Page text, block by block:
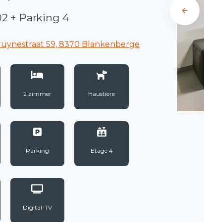
+ Parking 4
59, 8370 Blankenberge
2 zimmer Haustiere
Parking Etage 4
Digital-TV